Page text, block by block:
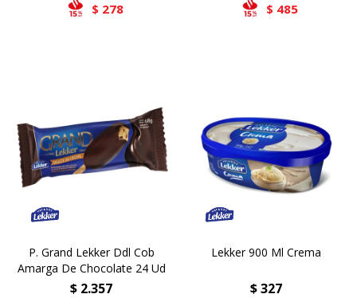
$ 278 $ 485
P. Grand Lekker Ddl Cob
Amarga De Chocolate 24 Ud
$ 2.357
Lekker 900 Ml Crema
$ 327